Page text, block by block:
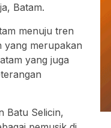
Batam.
menuju tren
yang merupakan
yang juga
Batu Selicin,